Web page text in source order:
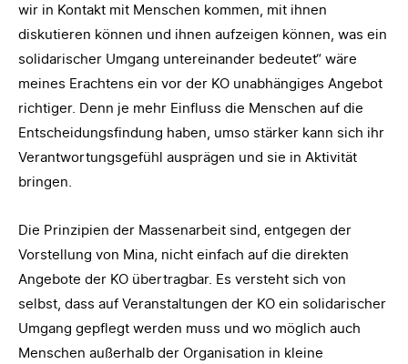
wir in Kontakt mit Menschen kommen, mit ihnen
diskutieren können und ihnen aufzeigen können, was ein
solidarischer Umgang untereinander bedeutet“ wäre
meines Erachtens ein vor der KO unabhängiges Angebot
richtiger. Denn je mehr Einfluss die Menschen auf die
Entscheidungsfindung haben, umso stärker kann sich ihr
Verantwortungsgefühl ausprägen und sie in Aktivität
bringen.
Die Prinzipien der Massenarbeit sind, entgegen der
Vorstellung von Mina, nicht einfach auf die direkten
Angebote der KO übertragbar. Es versteht sich von
selbst, dass auf Veranstaltungen der KO ein solidarischer
Umgang gepflegt werden muss und wo möglich auch
Menschen außerhalb der Organisation in kleine